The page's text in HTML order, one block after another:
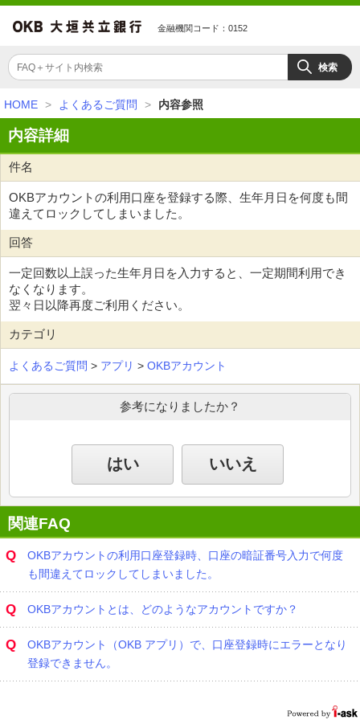
金融機関コード：0152
HOME > よくあるご質問 > 内容参照
内容詳細
件名
OKBアカウントの利用口座を登録する際、生年月日を何度も間
違えてロックしてしまいました。
回答
一定回数以上誤った生年月日を入力すると、一定期間利用でき
なくなります。
翌々日以降再度ご利用ください。
カテゴリ
よくあるご質問 > アプリ > OKBアカウント
参考になりましたか？
はい いいえ
関連FAQ
Q
OKBアカウントの利用口座登録時、口座の暗証番号入力で何度
も間違えてロックしてしまいました。
Q OKBアカウントとは、どのようなアカウントですか？
Q
OKBアカウント（OKB アプリ）で、口座登録時にエラーとなり
登録できません。